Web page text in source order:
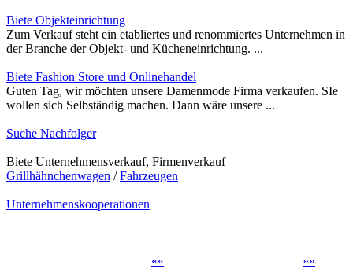
Biete Objekteinrichtung
Zum Verkauf steht ein etabliertes und renommiertes Unternehmen in
der Branche der Objekt- und Kücheneinrichtung. ...
Biete Fashion Store und Onlinehandel
Guten Tag, wir möchten unsere Damenmode Firma verkaufen. SIe
wollen sich Selbständig machen. Dann wäre unsere ...
Suche Nachfolger
Biete Unternehmensverkauf, Firmenverkauf
Grillhähnchenwagen /Fahrzeugen
Unternehmenskooperationen
»»
««